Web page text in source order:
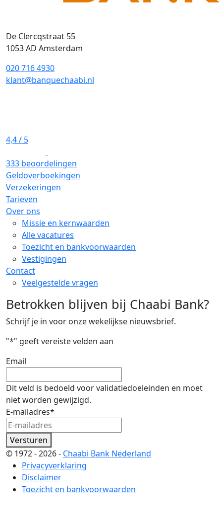
De Clercqstraat 55
1053 AD Amsterdam
020 716 4930
klant@banquechaabi.nl
4,4/ 5
333 beoordelingen
Geldoverboekingen
Verzekeringen
Tarieven
Over ons
Missie en kernwaarden
Alle vacatures
Toezicht en bankvoorwaarden
Vestigingen
Contact
Veelgestelde vragen
Betrokken blijven bij Chaabi Bank?
Schrijf je in voor onze wekelijkse nieuwsbrief.
"*" geeft vereiste velden aan
Email
Dit veld is bedoeld voor validatiedoeleinden en moet
niet worden gewijzigd.
E-mailadres*
Versturen
© 1972 - 2026 - Chaabi Bank Nederland
Privacyverklaring
Disclaimer
Toezicht en bankvoorwaarden